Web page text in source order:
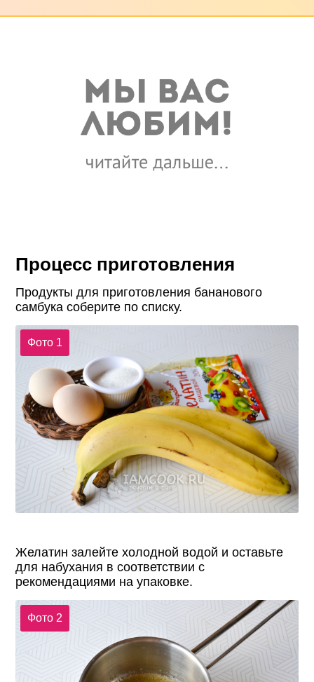
Процесс приготовления
Продукты для приготовления бананового
самбука соберите по списку.
Фото 1
Желатин залейте холодной водой и оставьте
для набухания в соответствии с
рекомендациями на упаковке.
Фото 2